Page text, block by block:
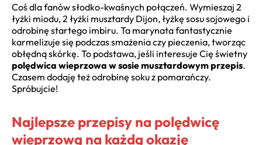
Coś dla fanów słodko-kwaśnych połączeń. Wymieszaj 2
łyżki miodu, 2 łyżki musztardy Dijon, łyżkę sosu sojowego i
odrobinę startego imbiru. Ta marynata fantastycznie
karmelizuje się podczas smażenia czy pieczenia, tworząc
obłędną skórkę. To podstawa, jeśli interesuje Cię świetny
polędwica wieprzowa w sosie musztardowym przepis.
Czasem dodaję też odrobinę soku z pomarańczy.
Spróbujcie!
Najlepsze przepisy na polędwicę
wieprzową na każdą okazję